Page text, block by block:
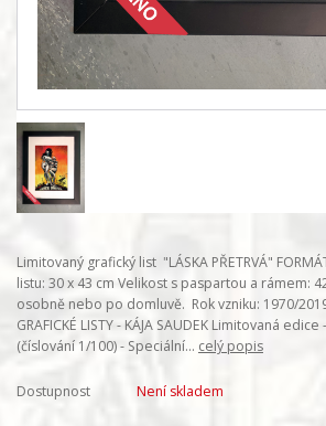
Limitovaný grafický list "LÁSKA PŘETRVÁ"
listu: 30 x 43 cm Velikost s paspartou a rámem:
osobně nebo po domluvě. Rok vzniku: 1970/2019
GRAFICKÉ LISTY - KÁJA SAUDEK Limitovaná
(číslování 1/100) - Speciální... celý popis
Dostupnost Není skladem